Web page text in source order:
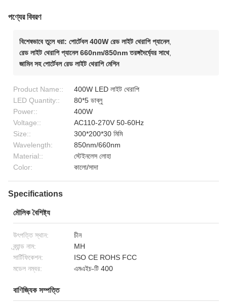
পণ্যের বিবরণ
বিশেষভাবে তুলে ধরা: পোর্টেবল 400W রেড লাইট থেরাপি প্যানেল,
রেড লাইট থেরাপি প্যানেল 660nm/850nm তরঙ্গদৈর্ঘ্যের সাথে,
জামিন সহ পোর্টেবল রেড লাইট থেরাপি মেশিন
Product Name::
400W LED লাইট থেরাপি
LED Quantity::
80*5 ডাব্লু
Power::
400W
Voltage::
AC110-270V 50-60Hz
Size::
300*200*30 মিমি
Wavelength:
850nm/660nm
Material::
স্টেইনলেস লোহা
Color:
কালো/সাদা
Specifications
মৌলিক বৈশিষ্ট্য
উৎপত্তি স্থান:
চীন
ব্র্যান্ড নাম:
MH
সার্টিফিকেশন:
ISO CE ROHS FCC
মডেল নম্বর:
এমএইচ-টি 400
বাণিজ্যিক সম্পত্তি